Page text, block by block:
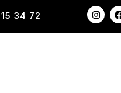
34 72